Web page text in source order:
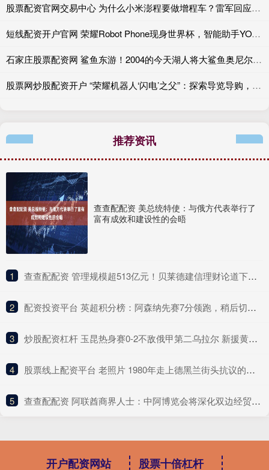
股票配资官网交易中心 为什么小米澎程要做增程车？雷军回应：跟大家理解的不一样
短线配资开户官网 ​​​荣耀Robot Phone现身世界杯，智能助手YOYO曾预测西班牙夺冠
石家庄股票配资网 鲨鱼东游！2004的今天湖人将大鲨鱼奥尼尔交易至热火！
股票网炒股配资开户 “荣耀机器人‘闪电’之父”：探索导览导购，通过人形机器人伙伴提供既智能又有温度的服务体验
推荐资讯
查查配配资 美总统特使：与俄方代表举行了
富有成效和建设性的会晤
1 ​查查配配资 管理规模超513亿元！贝莱德建信理财论道下半年组合配置
2 ​配资投资平台 英超积分榜：阿森纳先赛7分领跑，稍后切尔西、利物浦出战
3 ​炒股配资杠杆 玉昆热身赛0-2不敌俄甲第二乌拉尔 新援黄紫昌、徐新、卡约等出战
4 ​股票线上配资平台 老照片 1980年走上德黑兰街头抗议的伊朗女子
5 ​查查配配资 阿联酋商界人士：中阿博览会将深化双边经贸合作
开户配资网站 股票十倍杠杆